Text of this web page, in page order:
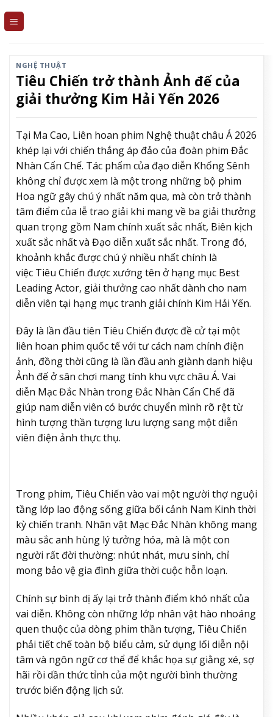
NGHỆ THUẬT
Tiêu Chiến trở thành Ảnh đế của
giải thưởng Kim Hải Yến 2026
Tại Ma Cao, Liên hoan phim Nghệ thuật châu Á 2026
khép lại với chiến thắng áp đảo của đoàn phim Đắc
Nhàn Cẩn Chế. Tác phẩm của đạo diễn Khổng Sênh
không chỉ được xem là một trong những bộ phim
Hoa ngữ gây chú ý nhất năm qua, mà còn trở thành
tâm điểm của lễ trao giải khi mang về ba giải thưởng
quan trọng gồm Nam chính xuất sắc nhất, Biên kịch
xuất sắc nhất và Đạo diễn xuất sắc nhất. Trong đó,
khoảnh khắc được chú ý nhiều nhất chính là
việc Tiêu Chiến được xướng tên ở hạng mục Best
Leading Actor, giải thưởng cao nhất dành cho nam
diễn viên tại hạng mục tranh giải chính Kim Hải Yến.
Đây là lần đầu tiên Tiêu Chiến được đề cử tại một
liên hoan phim quốc tế với tư cách nam chính điện
ảnh, đồng thời cũng là lần đầu anh giành danh hiệu
Ảnh đế ở sân chơi mang tính khu vực châu Á. Vai
diễn Mạc Đắc Nhàn trong Đắc Nhàn Cẩn Chế đã
giúp nam diễn viên có bước chuyển mình rõ rệt từ
hình tượng thần tượng lưu lượng sang một diễn
viên điện ảnh thực thụ.
Trong phim, Tiêu Chiến vào vai một người thợ nguội
tầng lớp lao động sống giữa bối cảnh Nam Kinh thời
kỳ chiến tranh. Nhân vật Mạc Đắc Nhàn không mang
màu sắc anh hùng lý tưởng hóa, mà là một con
người rất đời thường: nhút nhát, mưu sinh, chỉ
mong bảo vệ gia đình giữa thời cuộc hỗn loạn.
Chính sự bình dị ấy lại trở thành điểm khó nhất của
vai diễn. Không còn những lớp nhân vật hào nhoáng
quen thuộc của dòng phim thần tượng, Tiêu Chiến
phải tiết chế toàn bộ biểu cảm, sử dụng lối diễn nội
tâm và ngôn ngữ cơ thể để khắc họa sự giằng xé, sợ
hãi rồi dần thức tỉnh của một người bình thường
trước biến động lịch sử.